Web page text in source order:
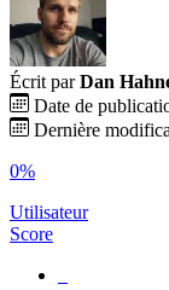
Écrit par Dan
Date de
Dernière
0%
Utilisateur
Score